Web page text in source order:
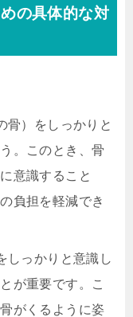
の具体的な対
骨）をしっかりと
。このとき、骨
意識すること
負担を軽減でき
しっかりと意識し
が重要です。こ
がくるように姿